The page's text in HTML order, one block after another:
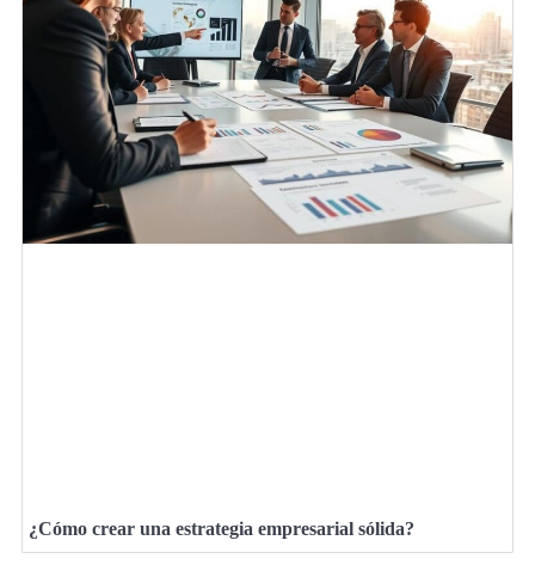
¿Cómo crear una estrategia empresarial sólida?